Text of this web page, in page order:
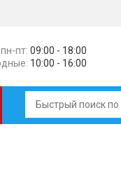
пн-пт: 09:00 - 18:00
10:00 - 16:00